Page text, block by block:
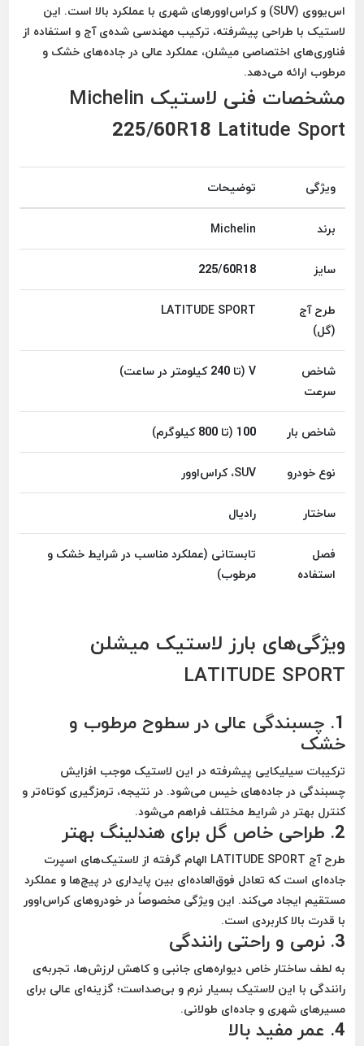
اس‌یو‌وی (SUV)
و کراس‌اوورهای شهری با عملکرد بالا است. این
لاستیک با طراحی پیشرفته، ترکیب مهندسی شده‌ی آج و استفاده از
فناوری‌های اختصاصی میشلن، عملکرد عالی در جاده‌های خشک و
مرطوب ارائه می‌دهد.
مشخصات فنی لاستیک Michelin
225/60R18 Latitude Sport
ویژگی توضیحات
برند
Michelin
سایز
225/60R18
طرح آج
(گل)
LATITUDE SPORT
شاخص
سرعت
V (تا 240 کیلومتر در ساعت)
شاخص بار
100 (تا 800 کیلوگرم)
نوع خودرو
SUV، کراس‌اوور
ساختار
رادیال
فصل
استفاده
تابستانی (عملکرد مناسب در شرایط خشک و
مرطوب)
ویژگی‌های بارز لاستیک میشلن
LATITUDE SPORT
1. چسبندگی عالی در سطوح مرطوب و
خشک
ترکیبات سیلیکایی پیشرفته در این لاستیک موجب افزایش
چسبندگی در جاده‌های خیس می‌شود. در نتیجه، ترمزگیری کوتاه‌تر و
کنترل بهتر در شرایط مختلف فراهم می‌شود.
2. طراحی خاص گل برای هندلینگ بهتر
طرح آج LATITUDE SPORT الهام گرفته از لاستیک‌های اسپرت
جاده‌ای است که تعادل فوق‌العاده‌ای بین پایداری در پیچ‌ها و عملکرد
مستقیم ایجاد می‌کند. این ویژگی مخصوصاً در خودروهای کراس‌اوور
با قدرت بالا کاربردی است.
3. نرمی و راحتی رانندگی
به لطف ساختار خاص دیواره‌های جانبی و کاهش لرزش‌ها، تجربه‌ی
رانندگی با این لاستیک بسیار نرم و بی‌صداست؛ گزینه‌ای عالی برای
مسیرهای شهری و جاده‌ای طولانی.
4. عمر مفید بالا